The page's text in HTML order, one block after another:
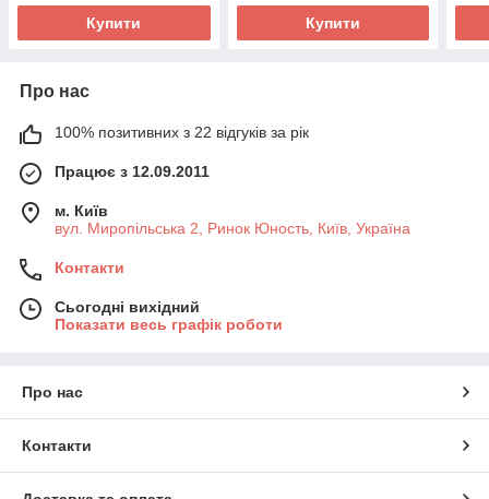
Купити Купити
Про нас
100% позитивних з 22 відгуків за рік
Працює з 12.09.2011
м. Київ
вул. Миропільська 2, Ринок Юность, Київ, Україна
Контакти
Сьогодні вихідний
Показати весь графік роботи
Про нас
Контакти